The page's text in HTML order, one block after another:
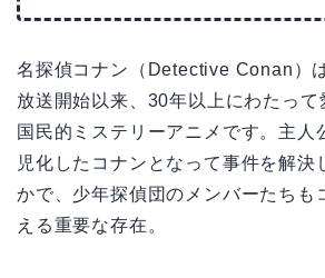
名探偵コナン（Detective Conan）
放送開始以来、30年以上にわたって
国民的ミステリーアニメです。主人
児化したコナンとなって事件を解決
かで、少年探偵団のメンバーたちも
える重要な存在。